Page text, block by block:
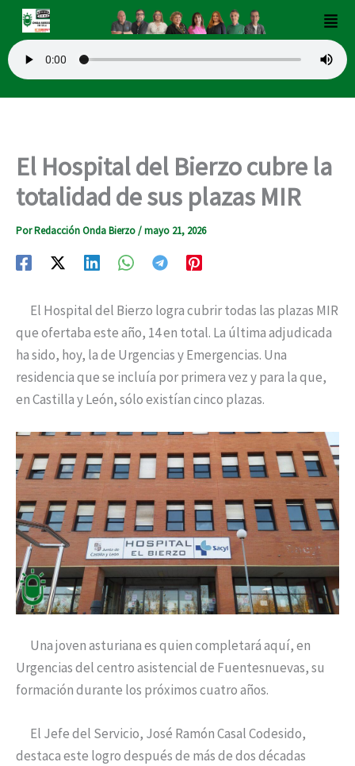
contenido
El Hospital del Bierzo cubre la
totalidad de sus plazas MIR
PorRedacción Onda Bierzo/mayo 21, 2026
El Hospital del Bierzo logra cubrir todas las plazas MIR
que ofertaba este año, 14 en total. La última adjudicada
ha sido, hoy, la de Urgencias y Emergencias. Una
residencia que se incluía por primera vez y para la que,
en Castilla y León, sólo existían cinco plazas.
Una joven asturiana es quien completará aquí, en
Urgencias del centro asistencial de Fuentesnuevas, su
formación durante los próximos cuatro años.
El Jefe del Servicio, José Ramón Casal Codesido,
destaca este logro después de más de dos décadas